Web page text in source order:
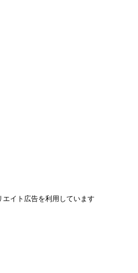
イト広告を利用しています